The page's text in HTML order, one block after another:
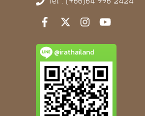
@irathailand